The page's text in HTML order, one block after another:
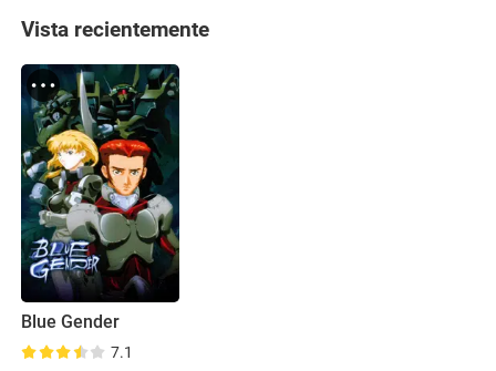
Vista recientemente
Blue Gender
7.1